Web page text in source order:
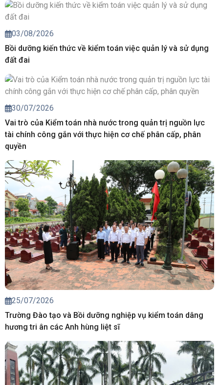
03/08/2026
Bồi dưỡng kiến thức về kiểm toán việc quản lý và sử dụng
đất đai
30/07/2026
Vai trò của Kiểm toán nhà nước trong quản trị nguồn lực
tài chính công gắn với thực hiện cơ chế phân cấp, phân
quyền
25/07/2026
Trường Đào tạo và Bồi dưỡng nghiệp vụ kiểm toán dâng
hương tri ân các Anh hùng liệt sĩ